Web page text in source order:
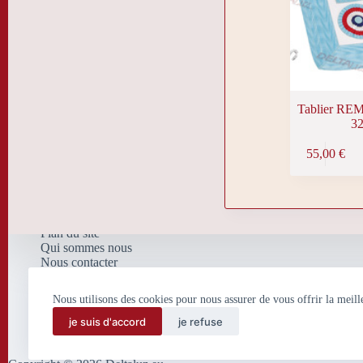
Nous utilisons des cookies pour nous assurer de vous offrir la
je suis d'accord je refuse
Tablier
55,00 €
Plan du site
Qui sommes nous
Nous contacter
Politique de confidentialité
et de traitement de données
personnelles
Conditions Générales de